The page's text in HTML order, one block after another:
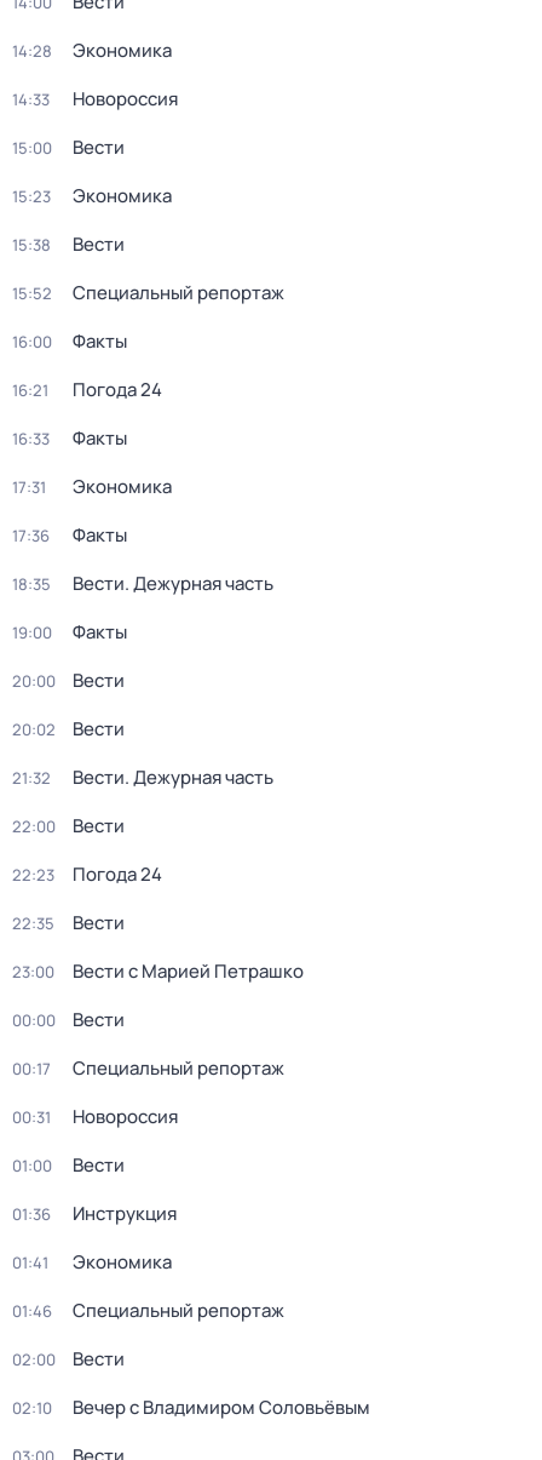
14:28 Экономика
14:33 Новороссия
15:00 Вести
15:23 Экономика
15:38 Вести
15:52 Специальный репортаж
16:00 Факты
16:21 Погода 24
16:33 Факты
17:31 Экономика
17:36 Факты
18:35 Вести. Дежурная часть
19:00 Факты
20:00 Вести
20:02 Вести
21:32 Вести. Дежурная часть
22:00 Вести
22:23 Погода 24
22:35 Вести
23:00 Вести с Марией Петрашко
00:00 Вести
00:17 Специальный репортаж
00:31 Новороссия
01:00 Вести
01:36 Инструкция
01:41 Экономика
01:46 Специальный репортаж
02:00 Вести
02:10 Вечер с Владимиром Соловьёвым